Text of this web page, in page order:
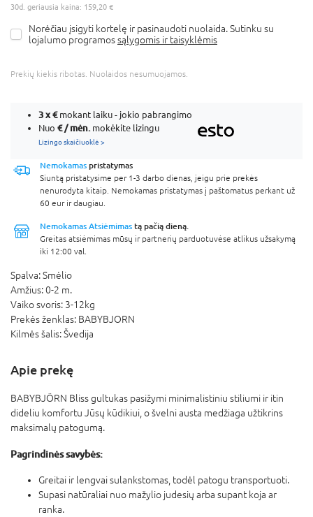
30d. geriausia kaina: 159,20 €
Norėčiau įsigyti kortelę ir pasinaudoti nuolaida. Sutinku su
lojalumo programossąlygomis ir taisyklėmis
Prekių kiekis ribotas. Nuolaidos nesumuojamos.
3 x€mokant laiku - jokio pabrangimo
Nuo € / mėn. mokėkite lizingu
Lizingo skaičiuoklė >
Nemokamas pristatymas
Siuntą pristatysime per 1-3 darbo dienas, jeigu prie prekės
nenurodyta kitaip. Nemokamas pristatymas į paštomatus perkant už
60 eur ir daugiau.
Nemokamas Atsiėmimas tą pačią dieną.
Greitas atsiėmimas mūsų ir partnerių parduotuvėse atlikus užsakymą
iki 12:00 val.
Spalva:Smėlio
Amžius:0-2 m.
Vaiko svoris: 3-12kg
Prekės ženklas: BABYBJORN
Kilmės šalis:Švedija
Apie prekę
BABYBJÖRN Bliss gultukas pasižymi minimalistiniu stiliumi ir itin
dideliu komfortu Jūsų kūdikiui, o švelni austa medžiaga užtikrins
maksimalų patogumą.
Pagrindinės savybės:
Greitai ir lengvai sulankstomas, todėl patogu transportuoti.
Supasi natūraliai nuo mažylio judesių arba supant koja ar
ranka.